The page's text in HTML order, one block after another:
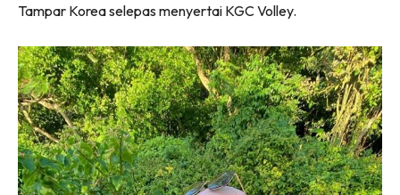
Tampar Korea selepas menyertai KGC Volley.